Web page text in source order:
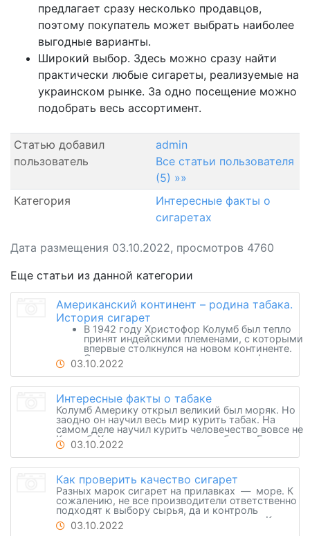
предлагает сразу несколько продавцов,
поэтому покупатель может выбрать наиболее
выгодные варианты.
Широкий выбор. Здесь можно сразу найти
практически любые сигареты, реализуемые на
украинском рынке. За одно посещение можно
подобрать весь ассортимент.
Статью добавил
пользователь
admin
Все статьи пользователя
(5) »»
Категория
Интересные факты о
сигаретах
Дата размещения 03.10.2022, просмотров 4760
Еще статьи из данной категории
Американский континент – родина табака.
История сигарет
В 1942 году Христофор Колумб был тепло
принят индейскими племенами, с которыми
впервые столкнулся на новом континенте.
Они приносили в дар пищу, копья, фрукты,
многое из этих даров было высушенными
табачными листьями.
03.10.2022
Интересные факты о табаке
Колумб Америку открыл великий был моряк. Но
заодно он научил весь мир курить табак. На
самом деле научил курить человечество вовсе не
Колумб. Хотя распространение табака в Европе
действительно связано с открытием Америки.
Это факт. А вот еще некоторые любопытные
факты.
03.10.2022
Как проверить качество сигарет
Разных марок сигарет на прилавках — море. К
сожалению, не все производители ответственно
подходят к выбору сырья, да и контроль
технологии не у всех на должном уровне. Как
выбрать сигареты высокого качества?
03.10.2022